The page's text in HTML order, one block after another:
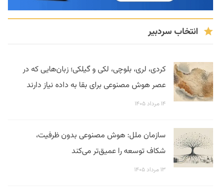
انتخاب سردبیر
کردی، لری، بلوچی، لکی و گیلکی؛ زبان‌هایی که در
عصر هوش مصنوعی برای بقا به داده نیاز دارند
۱۴ مرداد ۱۴۰۵
سازمان ملل: هوش مصنوعی بدون ظرفیت،
شکاف توسعه را عمیق‌تر می‌کند
۱۳ مرداد ۱۴۰۵